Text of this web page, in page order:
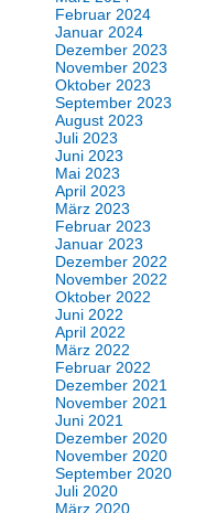
Februar 2024
Januar 2024
Dezember 2023
November 2023
Oktober 2023
September 2023
August 2023
Juli 2023
Juni 2023
Mai 2023
April 2023
März 2023
Februar 2023
Januar 2023
Dezember 2022
November 2022
Oktober 2022
Juni 2022
April 2022
März 2022
Februar 2022
Dezember 2021
November 2021
Juni 2021
Dezember 2020
November 2020
September 2020
Juli 2020
März 2020